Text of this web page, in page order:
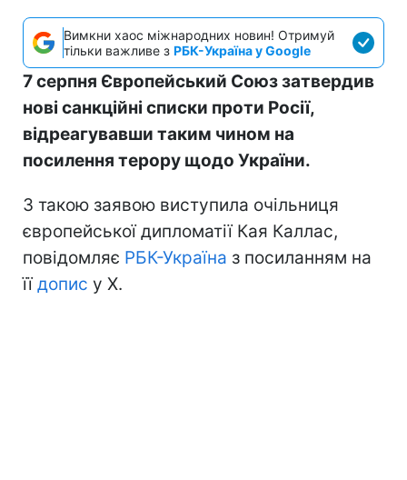
Вимкни хаос міжнародних новин! Отримуй
тільки важливе з РБК-Україна у Google
7 серпня Європейський Союз затвердив
нові санкційні списки проти Росії,
відреагувавши таким чином на
посилення терору щодо України.
З такою заявою виступила очільниця
європейської дипломатії Кая Каллас,
повідомляє РБК-Україна з посиланням на
їїдопис у Х.